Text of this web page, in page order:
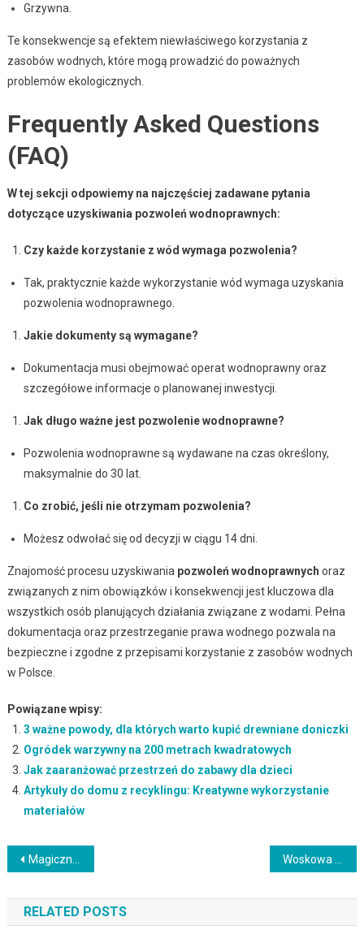
Grzywna.
Te konsekwencje są efektem niewłaściwego korzystania z
zasobów wodnych, które mogą prowadzić do poważnych
problemów ekologicznych.
Frequently Asked Questions
(FAQ)
W tej sekcji odpowiemy na najczęściej zadawane pytania
dotyczące uzyskiwania pozwoleń wodnoprawnych:
Czy każde korzystanie z wód wymaga pozwolenia?
Tak, praktycznie każde wykorzystanie wód wymaga uzyskania
pozwolenia wodnoprawnego.
Jakie dokumenty są wymagane?
Dokumentacja musi obejmować operat wodnoprawny oraz
szczegółowe informacje o planowanej inwestycji.
Jak długo ważne jest pozwolenie wodnoprawne?
Pozwolenia wodnoprawne są wydawane na czas określony,
maksymalnie do 30 lat.
Co zrobić, jeśli nie otrzymam pozwolenia?
Możesz odwołać się od decyzji w ciągu 14 dni.
Znajomość procesu uzyskiwania pozwoleń wodnoprawnych oraz
związanych z nim obowiązków i konsekwencji jest kluczowa dla
wszystkich osób planujących działania związane z wodami. Pełna
dokumentacja oraz przestrzeganie prawa wodnego pozwala na
bezpieczne i zgodne z przepisami korzystanie z zasobów wodnych
w Polsce.
Powiązane wpisy:
3 ważne powody, dla których warto kupić drewniane doniczki
Ogródek warzywny na 200 metrach kwadratowych
Jak zaaranżować przestrzeń do zabawy dla dzieci
Artykuły do domu z recyklingu: Kreatywne wykorzystanie
materiałów
Nawigacja
wpisu
Magiczny świat ściereczek: jak wybrać najlepsze do kuchni i dbać o czystość
RELATED POSTS